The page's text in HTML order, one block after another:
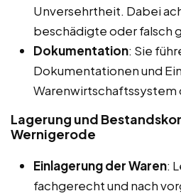
Unversehrtheit. Dabei
beschädigte oder falsch
Dokumentation: Sie
Dokumentationen und
Warenwirtschaftssystem
Lagerung und
Wernigerode
Einlagerung der Waren:
fachgerecht und nach